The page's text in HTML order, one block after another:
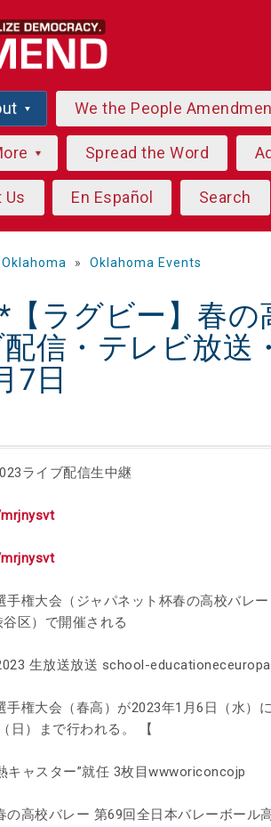
We the People
Spread the Word
Us En Español Search
Oklahoma » Oklahoma Events
ラグビー】春の
信・テレビ放送
7日
ライブ配信生中継
権大会（ジャパネット杯春の高校バレ
区）で開催される
生放送放送 school-
権大会（春高）が2023年1月6日（水）
日）まで行われる。 【
キャスター”就任 3枚目wwworiconcojp
高校バレー 第69回全日本バレーボール